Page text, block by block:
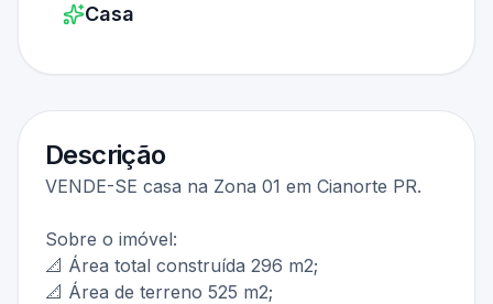
Casa
Descrição
VENDE-SE casa na Zona 01 em Cianorte PR.
Sobre o imóvel:
📐 Área total construída 296 m2;
📐 Área de terreno 525 m2;